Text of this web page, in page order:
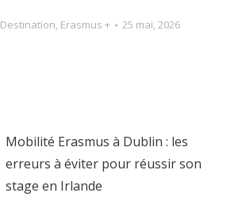
Destination, Erasmus + 25 mai, 2026
Mobilité Erasmus à Dublin : les
erreurs à éviter pour réussir son
stage en Irlande